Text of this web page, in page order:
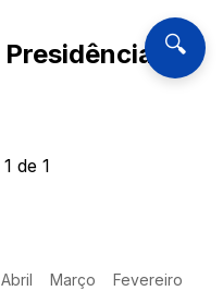
🔍
Presidência
1 de 1
Abril Março
Fevereiro